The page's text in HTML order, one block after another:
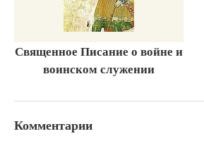
Священное Писание о войне и
воинском служении
Комментарии